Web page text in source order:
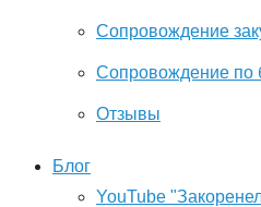
Сопровождение
Cопровождение по
Отзывы
Блог
YouTube